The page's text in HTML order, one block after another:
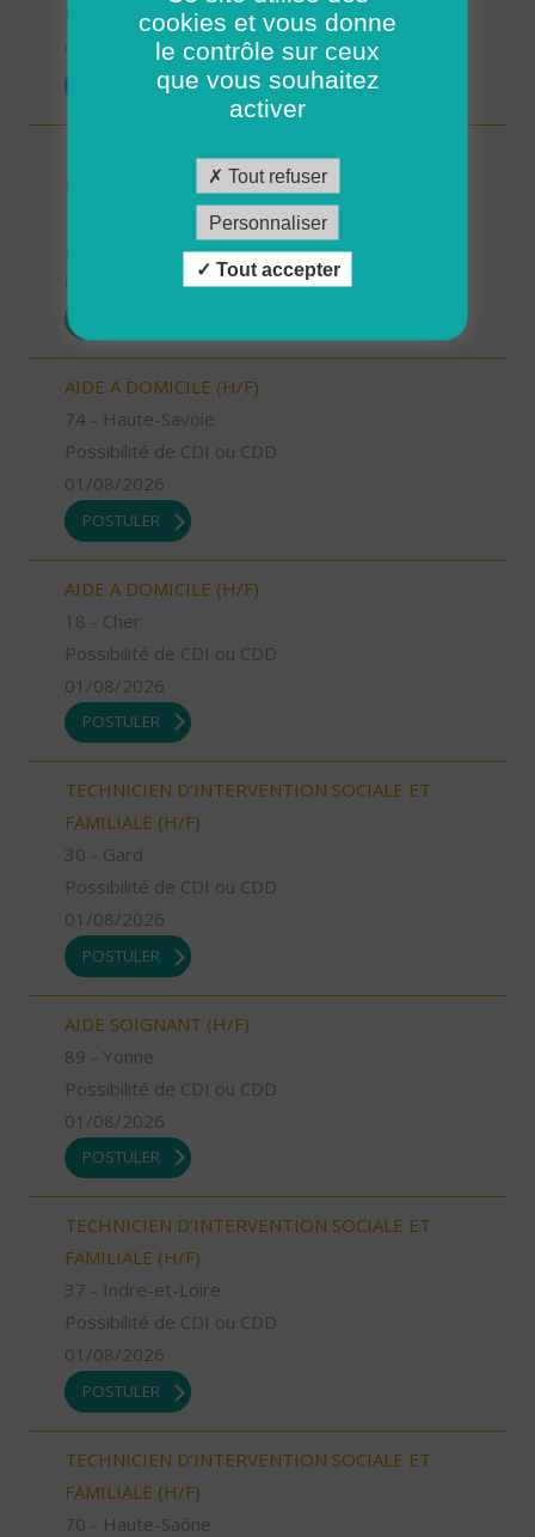
Possibilité de CDI ou CDD
01/08/2026
POSTULER
TECHNICIEN D’INTERVENTION SOCIALE ET
FAMILIALE (H/F)
Possibilité de CDI ou CDD
AIDE A DOMICILE (H/F)
74 - Haute-Savoie
Possibilité de CDI ou CDD
01/08/2026
POSTULER
AIDE A DOMICILE (H/F)
18 - Cher
Possibilité de CDI ou CDD
01/08/2026
POSTULER
TECHNICIEN D’INTERVENTION SOCIALE ET
FAMILIALE (H/F)
30 - Gard
Possibilité de CDI ou CDD
01/08/2026
POSTULER
AIDE SOIGNANT (H/F)
89 - Yonne
Possibilité de CDI ou CDD
01/08/2026
POSTULER
TECHNICIEN D’INTERVENTION SOCIALE ET
FAMILIALE (H/F)
37 - Indre-et-Loire
Possibilité de CDI ou CDD
01/08/2026
POSTULER
TECHNICIEN D’INTERVENTION SOCIALE ET
FAMILIALE (H/F)
70 - Haute-Saône
cookies et vous donne
le contrôle sur ceux
que vous souhaitez
activer
Tout refuser
Personnaliser
Tout accepter